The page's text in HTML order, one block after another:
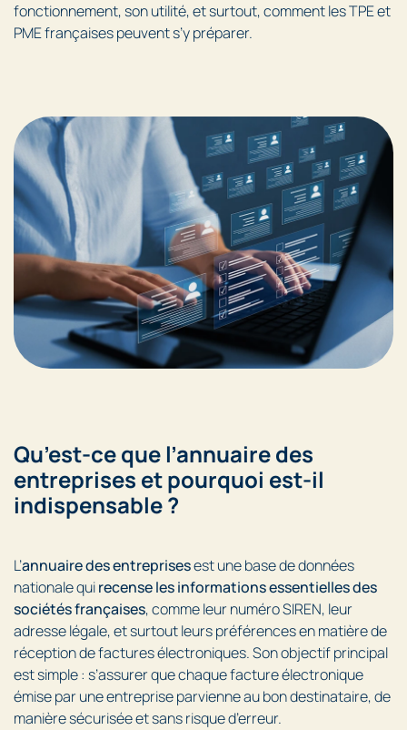
fonctionnement, son utilité, et surtout, comment les TPE et
PME françaises peuvent s’y préparer.
Qu’est-ce que l’annuaire des
entreprises et pourquoi est-il
indispensable ?
L’annuaire des entreprisesest une base de données
nationale quirecense les informations essentielles des
sociétés françaises, comme leur numéro SIREN, leur
adresse légale, et surtout leurs préférences en matière de
réception de factures électroniques. Son objectif principal
est simple : s’assurer que chaque facture électronique
émise par une entreprise parvienne au bon destinataire, de
manière sécurisée et sans risque d’erreur.